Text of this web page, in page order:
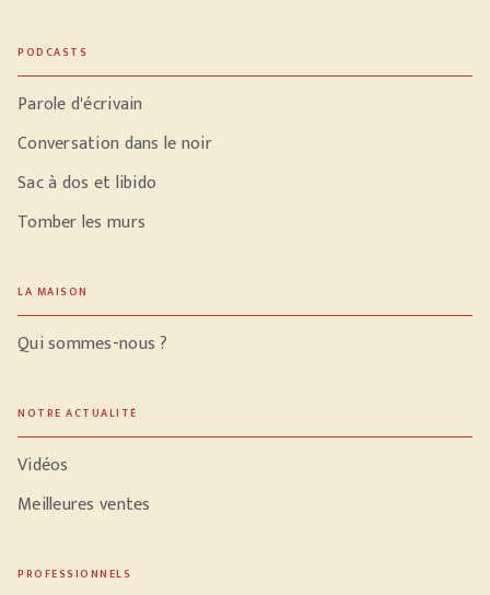
PODCASTS
Parole d'écrivain
Conversation dans le noir
Sac à dos et libido
Tomber les murs
LA MAISON
Qui sommes-nous ?
NOTRE ACTUALITÉ
Vidéos
Meilleures ventes
PROFESSIONNELS